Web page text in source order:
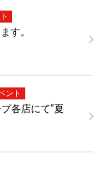
す。
ント
各店にて“夏